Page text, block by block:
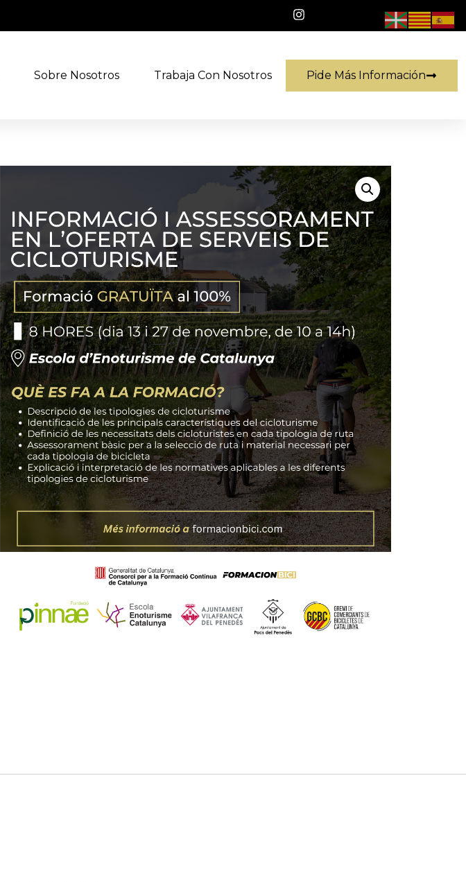
Sobre Nosotros Trabaja Con Nosotros Pide Más Información